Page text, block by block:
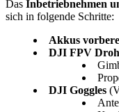
Das Inbetriebnehmen
sich in folgende Schritte:
Akkus
DJI FPV
DJI Goggles